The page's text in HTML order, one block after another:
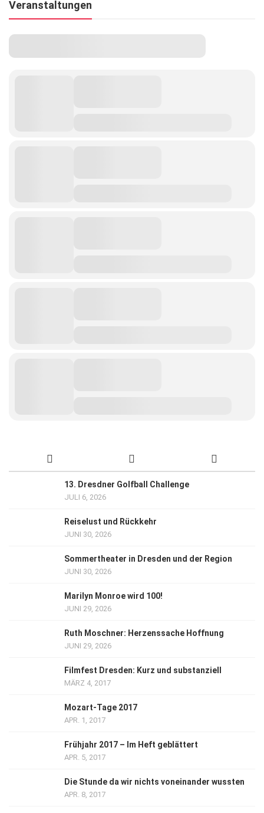
Veranstaltungen
13. Dresdner Golfball Challenge
JULI 6, 2026
Reiselust und Rückkehr
JUNI 30, 2026
Sommertheater in Dresden und der Region
JUNI 30, 2026
Marilyn Monroe wird 100!
JUNI 29, 2026
Ruth Moschner: Herzenssache Hoffnung
JUNI 29, 2026
Filmfest Dresden: Kurz und substanziell
MÄRZ 4, 2017
Mozart-Tage 2017
APR. 1, 2017
Frühjahr 2017 – Im Heft geblättert
APR. 5, 2017
Die Stunde da wir nichts voneinander wussten
APR. 8, 2017